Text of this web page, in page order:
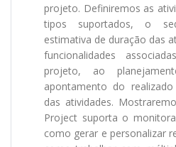
projeto. Definiremos as
tipos suportados, o
estimativa de duração das
funcionalidades
projeto, ao
apontamento do
das atividades.
Project suporta o
como gerar e personalizar